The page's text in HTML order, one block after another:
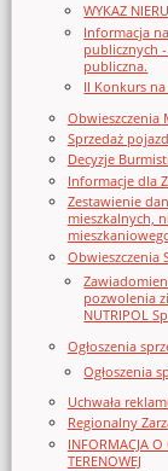
WYKAZ
Informacja
publicznych
publiczna.
II Konkurs
Sprzedaż
Decyzje
Informacje dla
Zestawienie
mieszkalnych,
Obwieszczenia
pozwolenia
NUTRIPOL
Ogłoszenia
Ogłoszenia
Uchwała
Regionalny
INFORMACJA O
TERENOWEJ